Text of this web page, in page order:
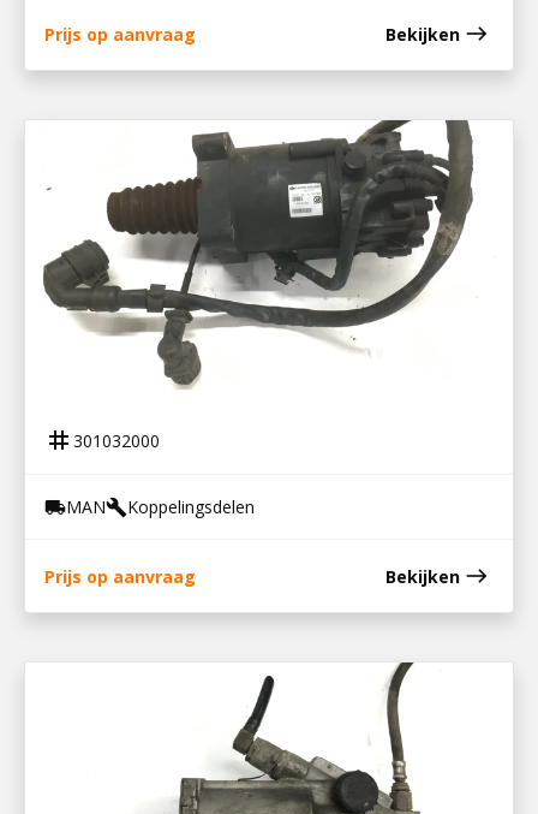
Prijs op aanvraag Bekijken east
KOPPELINGSCILINDER AS TRONIC
tag 301032000
local_shippingMANbuildKoppelingsdelen
Prijs op aanvraag Bekijken east